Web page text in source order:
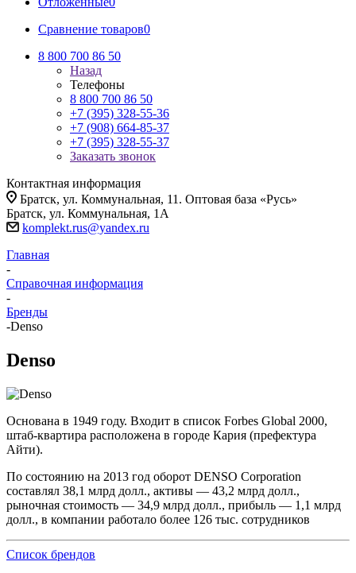
Сравнение товаров0
8 800 700 86 50
Назад
Телефоны
8 800 700 86 50
+7 (395) 328-55-36
+7 (908) 664-85-37
+7 (395) 328-55-37
Заказать звонок
Контактная информация
Братск, ул. Коммунальная, 11. Оптовая база «Русь»
Братск, ул. Коммунальная, 1А
komplekt.rus@yandex.ru
Главная
-
Справочная информация
-
Бренды
-Denso
Denso
Основана в 1949 году. Входит в список Forbes Global 2000,
штаб-квартира расположена в городе Кария (префектура
Айти).
По состоянию на 2013 год оборот DENSO Corporation
составлял 38,1 млрд долл., активы — 43,2 млрд долл.,
рыночная стоимость — 34,9 млрд долл., прибыль — 1,1 млрд
долл., в компании работало более 126 тыс. сотрудников
Список брендов